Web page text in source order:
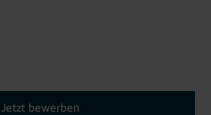
Jetzt bewerben